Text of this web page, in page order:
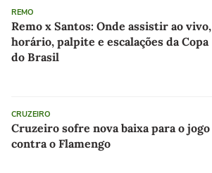
REMO
Remo x Santos: Onde assistir ao vivo,
horário, palpite e escalações da Copa
do Brasil
CRUZEIRO
Cruzeiro sofre nova baixa para o jogo
contra o Flamengo